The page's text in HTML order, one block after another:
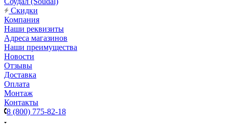
Скидки
Компания
Наши реквизиты
Адреса магазинов
Наши преимущества
Новости
Отзывы
Доставка
Оплата
Монтаж
Контакты
8 (800) 775-82-18